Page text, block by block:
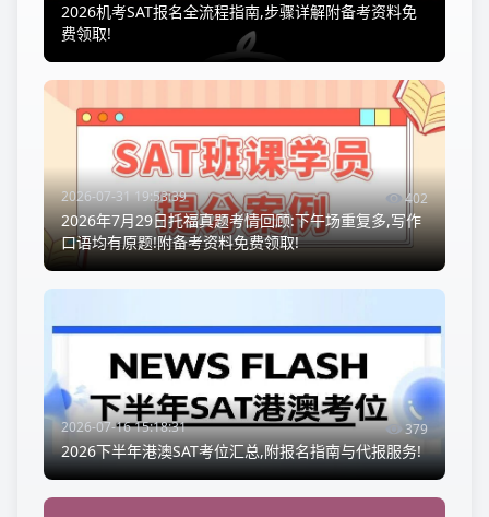
2026机考SAT报名全流程指南,步骤详解附备考资料免
费领取!
2026-07-31 19:53:39 402
2026年7月29日托福真题考情回顾:下午场重复多,写作
口语均有原题!附备考资料免费领取!
2026-07-16 15:18:31 379
2026下半年港澳SAT考位汇总,附报名指南与代报服务!